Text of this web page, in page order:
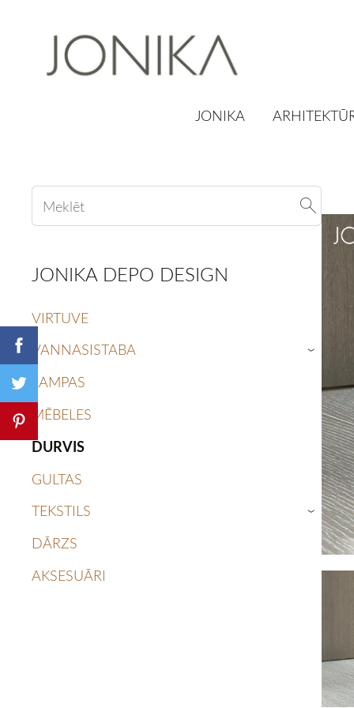
JONIKA
JONIKA DEPO DESIGN
VIRTUVE
VANNASISTABA
›
LAMPAS
MĒBELES
DURVIS
GULTAS
TEKSTILS
›
DĀRZS
AKSESUĀRI